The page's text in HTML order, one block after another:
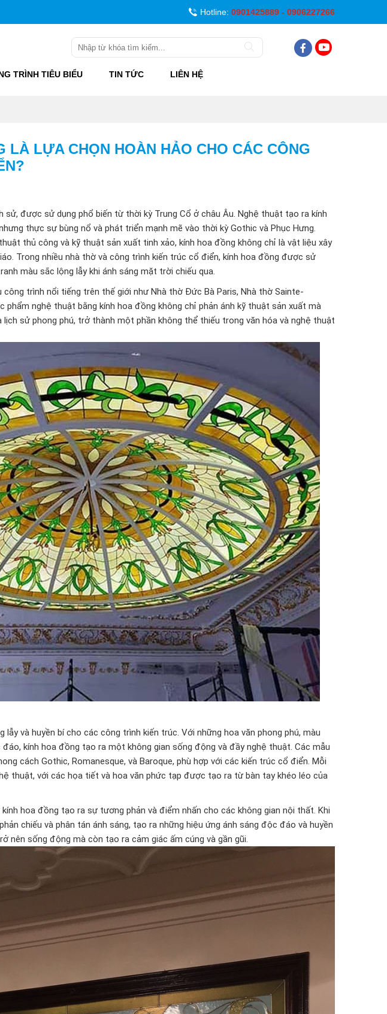
Hotline: 0901425889 - 0906227266
TRÌNH TIÊU BIỂU TIN TỨC LIÊN HỆ
LÀ LỰA CHỌN HOÀN HẢO CHO CÁC CÔNG
được sử dụng phổ biến từ thời kỳ Trung Cổ ở châu Âu. Nghệ thuật tạo ra kính
thực sự bùng nổ và phát triển mạnh mẽ vào thời kỳ Gothic và Phục Hưng.
thủ công và kỹ thuật sản xuất tinh xảo, kính hoa đồng không chỉ là vật liệu xây
Trong nhiều nhà thờ và công trình kiến trúc cổ điển, kính hoa đồng được sử
màu sắc lộng lẫy khi ánh sáng mặt trời chiếu qua.
trình nổi tiếng trên thế giới như Nhà thờ Đức Bà Paris, Nhà thờ Sainte-
phẩm nghệ thuật bằng kính hoa đồng không chỉ phản ánh kỹ thuật sản xuất mà
sử phong phú, trở thành một phần không thể thiếu trong văn hóa và nghệ thuật
và huyền bí cho các công trình kiến trúc. Với những hoa văn phong phú, màu
kính hoa đồng tạo ra một không gian sống động và đầy nghệ thuật. Các mẫu
cách Gothic, Romanesque, và Baroque, phù hợp với các kiến trúc cổ điển. Mỗi
thuật, với các họa tiết và hoa văn phức tạp được tạo ra từ bàn tay khéo léo của
hoa đồng tạo ra sự tương phản và điểm nhấn cho các không gian nội thất. Khi
chiếu và phân tán ánh sáng, tạo ra những hiệu ứng ánh sáng độc đáo và huyền
nên sống động mà còn tạo ra cảm giác ấm cúng và gần gũi.